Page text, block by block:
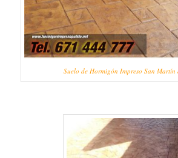
Suelo de Hormigón Impreso San Martín